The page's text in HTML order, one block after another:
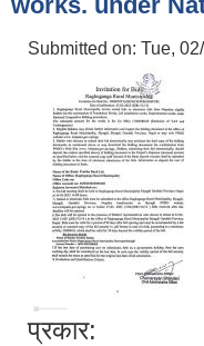
Submitted on: Tue,
प्रकार: